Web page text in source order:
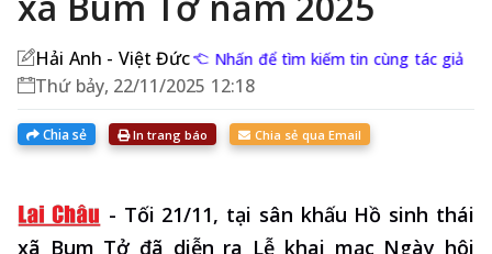
Hải Anh - Việt Đức Nhấn để tìm kiếm tin cùng tác giả
Thứ bảy, 22/11/2025 12:18
Chia sẻ In trang báo Chia sẻ qua Email
- Tối 21/11, tại sân khấu Hồ sinh thái
xã Bum Tở đã diễn ra Lễ khai mạc Ngày hội